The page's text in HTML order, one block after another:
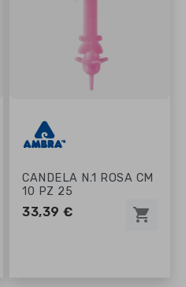
CANDELA N.1 ROSA CM
10 PZ 25
33,39 € shopping_cart